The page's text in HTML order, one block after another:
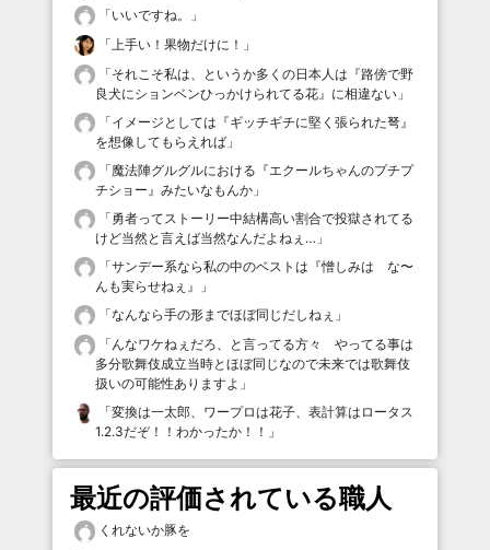
「いいですね。
」
「 上手い！果物だけに！ 」
「それこそ私は、というか多くの日本人は『路傍で野
良犬にションベンひっかけられてる花』に相違ない 」
「イメージとしては『ギッチギチに堅く張られた弩』
を想像してもらえれば 」
「魔法陣グルグルにおける『エクールちゃんのプチプ
チショー』みたいなもんか 」
「勇者ってストーリー中結構高い割合で投獄されてる
けど当然と言えば当然なんだよねぇ… 」
「サンデー系なら私の中のベストは『憎しみは な〜
んも実らせねぇ』
」
「なんなら手の形までほぼ同じだしねぇ 」
「んなワケねぇだろ、と言ってる方々 やってる事は
多分歌舞伎成立当時とほぼ同じなので未来では歌舞伎
扱いの可能性ありますよ 」
「変換は一太郎、ワープロは花子、表計算はロータス
1.2.3だぞ！！わかったか！！ 」
最近の評価されている職人
くれないか豚を